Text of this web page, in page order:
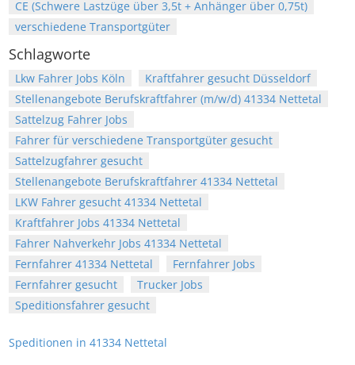
CE (Schwere Lastzüge über 3,5t + Anhänger über 0,75t)
verschiedene Transportgüter
Schlagworte
Lkw Fahrer Jobs Köln
Kraftfahrer gesucht Düsseldorf
Stellenangebote Berufskraftfahrer (m/w/d) 41334 Nettetal
Sattelzug Fahrer Jobs
Fahrer für verschiedene Transportgüter gesucht
Sattelzugfahrer gesucht
Stellenangebote Berufskraftfahrer 41334 Nettetal
LKW Fahrer gesucht 41334 Nettetal
Kraftfahrer Jobs 41334 Nettetal
Fahrer Nahverkehr Jobs 41334 Nettetal
Fernfahrer 41334 Nettetal
Fernfahrer Jobs
Fernfahrer gesucht
Trucker Jobs
Speditionsfahrer gesucht
Speditionen in 41334 Nettetal